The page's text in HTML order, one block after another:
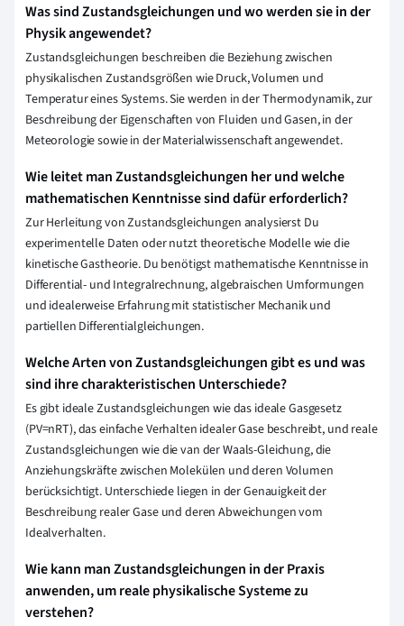
Was sind Zustandsgleichungen und wo werden sie in der
Physik angewendet?
Zustandsgleichungen beschreiben die Beziehung zwischen
physikalischen Zustandsgrößen wie Druck, Volumen und
Temperatur eines Systems. Sie werden in der Thermodynamik, zur
Beschreibung der Eigenschaften von Fluiden und Gasen, in der
Meteorologie sowie in der Materialwissenschaft angewendet.
Wie leitet man Zustandsgleichungen her und welche
mathematischen Kenntnisse sind dafür erforderlich?
Zur Herleitung von Zustandsgleichungen analysierst Du
experimentelle Daten oder nutzt theoretische Modelle wie die
kinetische Gastheorie. Du benötigst mathematische Kenntnisse in
Differential- und Integralrechnung, algebraischen Umformungen
und idealerweise Erfahrung mit statistischer Mechanik und
partiellen Differentialgleichungen.
Welche Arten von Zustandsgleichungen gibt es und was
sind ihre charakteristischen Unterschiede?
Es gibt ideale Zustandsgleichungen wie das ideale Gasgesetz
(PV=nRT), das einfache Verhalten idealer Gase beschreibt, und reale
Zustandsgleichungen wie die van der Waals-Gleichung, die
Anziehungskräfte zwischen Molekülen und deren Volumen
berücksichtigt. Unterschiede liegen in der Genauigkeit der
Beschreibung realer Gase und deren Abweichungen vom
Idealverhalten.
Wie kann man Zustandsgleichungen in der Praxis
anwenden, um reale physikalische Systeme zu
verstehen?